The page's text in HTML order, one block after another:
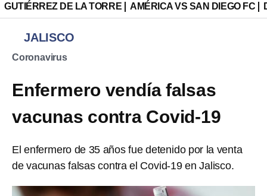
GUTIÉRREZ DE LA TORRE AMÉRICA VS SAN DIEGO FC
JALISCO
Coronavirus
Enfermero vendía falsas
vacunas contra Covid-19
El enfermero de 35 años fue detenido por la venta
de vacunas falsas contra el Covid-19 en Jalisco.